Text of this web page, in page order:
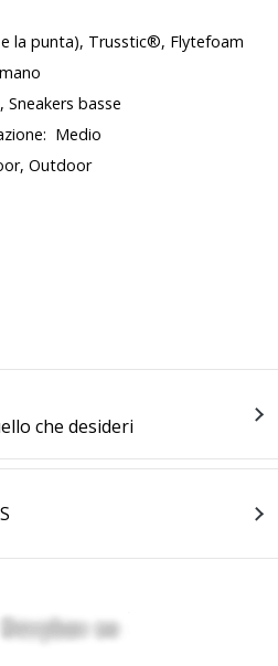
la punta), Trusstic®, Flytefoam
Sneakers basse
Medio
Outdoor
che desideri